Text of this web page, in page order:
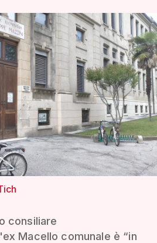
consiliare
Macello comunale è “in